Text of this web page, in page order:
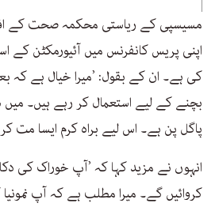
مسیسپی کے ریاستی محکمہ صحت کے
اپنی پریس کانفرنس میں آئیورمکٹن کے
کی ہے۔ ان کے بقول: ’میرا خیال ہے
بچنے کے لیے استعمال کر رہے ہیں۔
پاگل پن ہے۔ اس لیے براہ کرم ایسا مت
انہوں نے مزید کہا کہ ’آپ خوراک کی
کروائیں گے۔ میرا مطلب ہے کہ آپ